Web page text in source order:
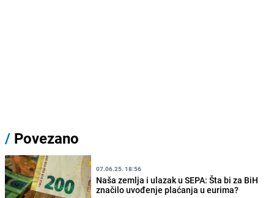
/ Povezano
07.06.25. 18:56
Naša zemlja i ulazak u SEPA: Šta bi za BiH
značilo uvođenje plaćanja u eurima?